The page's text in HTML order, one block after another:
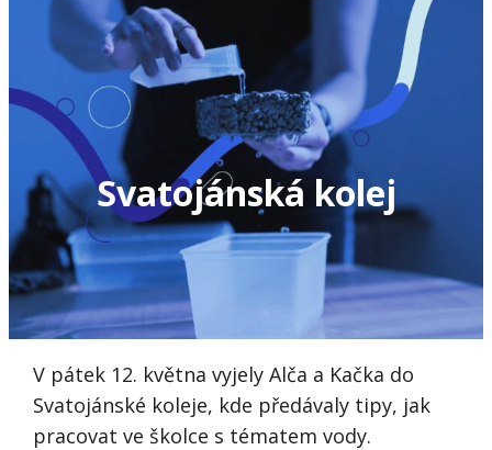
Svatojánská kolej
V pátek 12. května vyjely Alča a Kačka do
Svatojánské koleje, kde předávaly tipy, jak
pracovat ve školce s tématem vody.